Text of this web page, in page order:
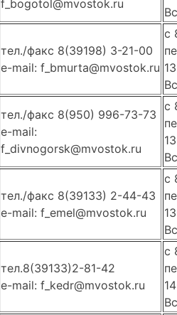
f_bogotol@mvostok.ru
тел./факс 8(39198) 3-21-00
e-mail: f_bmurta@mvostok.ru
с
тел./факс 8(950) 996-73-73
e-mail:
f_divnogorsk@mvostok.ru
с
тел./факс 8(39133) 2-44-43
e-mail: f_emel@mvostok.ru
с
тел.8(39133)2-81-42
e-mail: f_kedr@mvostok.ru
с